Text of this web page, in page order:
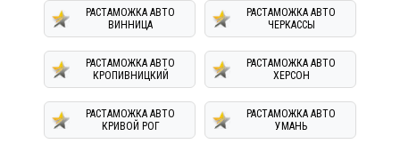
РАСТАМОЖКА АВТО
ВИННИЦА
РАСТАМОЖКА АВТО
ЧЕРКАССЫ
РАСТАМОЖКА АВТО
КРОПИВНИЦКИЙ
РАСТАМОЖКА АВТО
ХЕРСОН
РАСТАМОЖКА АВТО
КРИВОЙ РОГ
РАСТАМОЖКА АВТО
УМАНЬ